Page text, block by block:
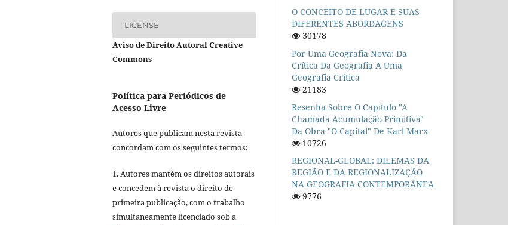
LICENSE
Aviso de Direito Autoral Creative
Commons
Política para Periódicos de
Acesso Livre
Autores que publicam nesta revista
concordam com os seguintes termos:
1. Autores mantém os direitos autorais
e concedem à revista o direito de
primeira publicação, com o trabalho
simultaneamente licenciado sob a
O CONCEITO DE LUGAR E SUAS
DIFERENTES ABORDAGENS
30178
Por Uma Geografia Nova: Da
Crítica Da Geografia A Uma
Geografia Crítica
21183
Resenha Sobre O Capítulo "A
Chamada Acumulação Primitiva"
Da Obra "O Capital" De Karl Marx
10726
REGIONAL-GLOBAL: DILEMAS DA
REGIÃO E DA REGIONALIZAÇÃO
NA GEOGRAFIA CONTEMPORÂNEA
9776